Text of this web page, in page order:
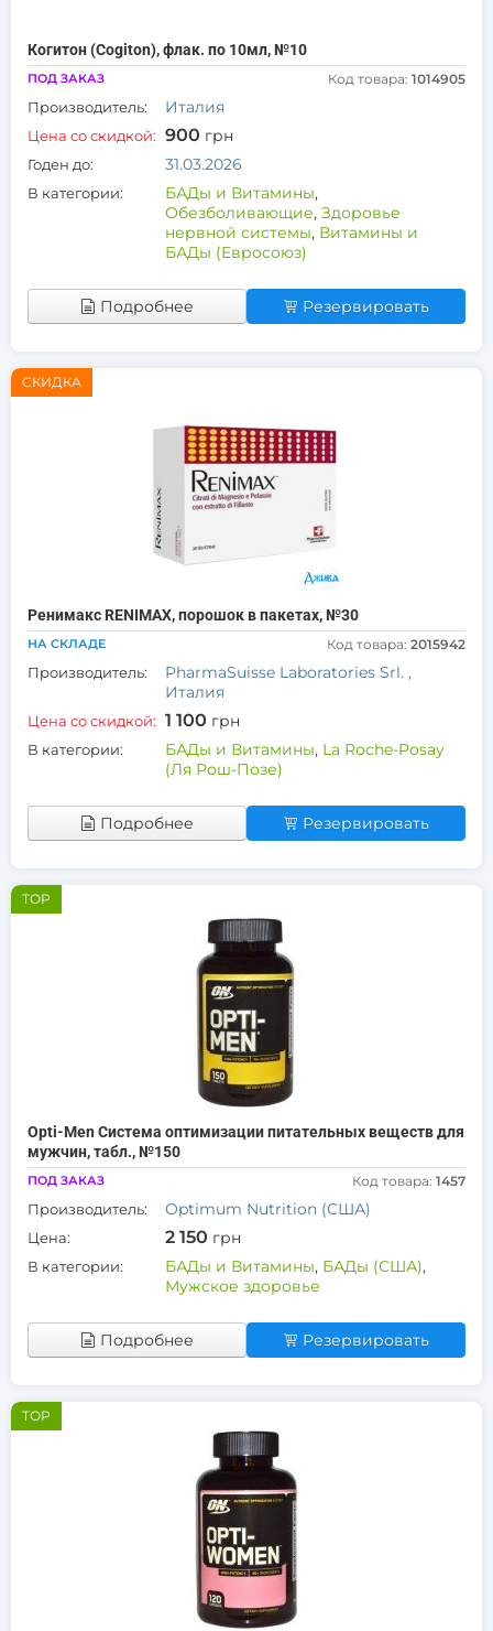
Когитон (Cogiton), флак. по 10мл, №10
ПОД ЗАКАЗ Код товара: 1014905
Производитель: Италия
Цена со скидкой: 900 грн
Годен до: 31.03.2026
В категории: БАДы и Витамины,
Обезболивающие, Здоровье
нервной системы, Витамины и
БАДы (Евросоюз)
Подробнее Резервировать
СКИДКА
Ренимакс RENIMAX, порошок в пакетах, №30
НА СКЛАДЕ Код товара: 2015942
Производитель:
PharmaSuisse Laboratories Srl. ,
Италия
Цена со скидкой: 1 100 грн
В категории: БАДы и Витамины, La Roche-Posay
(Ля Рош-Позе)
Подробнее Резервировать
TOP
Opti-Men Система оптимизации питательных веществ для
мужчин, табл., №150
ПОД ЗАКАЗ Код товара: 1457
Производитель: Optimum Nutrition (США)
Цена: 2 150 грн
В категории: БАДы и Витамины, БАДы (США),
Мужское здоровье
Подробнее Резервировать
TOP